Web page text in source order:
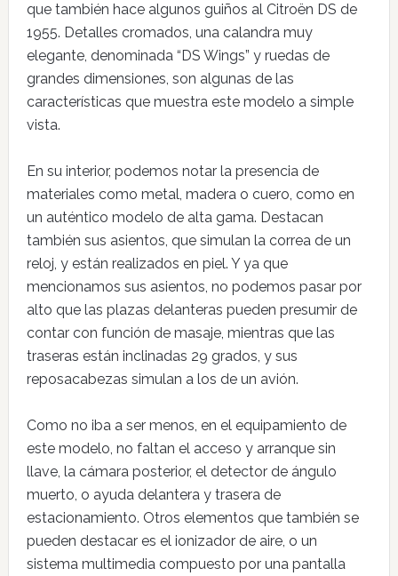
que también hace algunos guiños al Citroën DS de
1955. Detalles cromados, una calandra muy
elegante, denominada “DS Wings” y ruedas de
grandes dimensiones, son algunas de las
características que muestra este modelo a simple
vista.
En su interior, podemos notar la presencia de
materiales como metal, madera o cuero, como en
un auténtico modelo de alta gama. Destacan
también sus asientos, que simulan la correa de un
reloj, y están realizados en piel. Y ya que
mencionamos sus asientos, no podemos pasar por
alto que las plazas delanteras pueden presumir de
contar con función de masaje, mientras que las
traseras están inclinadas 29 grados, y sus
reposacabezas simulan a los de un avión.
Como no iba a ser menos, en el equipamiento de
este modelo, no faltan el acceso y arranque sin
llave, la cámara posterior, el detector de ángulo
muerto, o ayuda delantera y trasera de
estacionamiento. Otros elementos que también se
pueden destacar es el ionizador de aire, o un
sistema multimedia compuesto por una pantalla